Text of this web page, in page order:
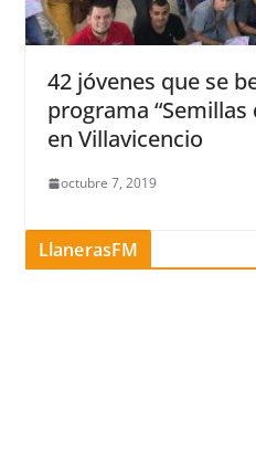
42 jóvenes que se
programa
en Villavicencio
octubre 7, 2019
LlanerasFM